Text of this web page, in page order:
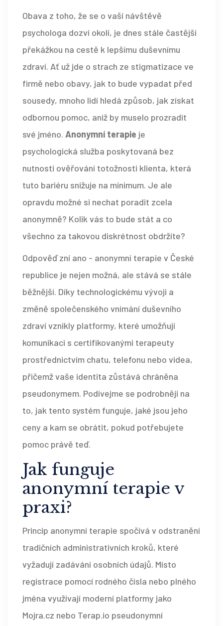
Obava z toho, že se o vaší návštěvě
psychologa dozví okolí, je dnes stále častější
překážkou na cestě k lepšímu duševnímu
zdraví. Ať už jde o strach ze stigmatizace ve
firmě nebo obavy, jak to bude vypadat před
sousedy, mnoho lidí hledá způsob, jak získat
odbornou pomoc, aniž by muselo prozradit
své jméno. Anonymní terapie je
psychologická služba poskytovaná bez
nutnosti ověřování totožnosti klienta, která
tuto bariéru snižuje na minimum. Je ale
opravdu možné si nechat poradit zcela
anonymně? Kolik vás to bude stát a co
všechno za takovou diskrétnost obdržíte?
Odpověď zní ano - anonymní terapie v České
republice je nejen možná, ale stává se stále
běžnější. Díky technologickému vývoji a
změně společenského vnímání duševního
zdraví vznikly platformy, které umožňují
komunikaci s certifikovanými terapeuty
prostřednictvím chatu, telefonu nebo videa,
přičemž vaše identita zůstává chráněna
pseudonymem. Podívejme se podrobněji na
to, jak tento systém funguje, jaké jsou jeho
ceny a kam se obrátit, pokud potřebujete
pomoc právě teď.
Jak funguje
anonymní terapie v
praxi?
Princip anonymní terapie spočívá v odstranění
tradičních administrativních kroků, které
vyžadují zadávání osobních údajů. Místo
registrace pomocí rodného čísla nebo plného
jména využívají moderní platformy jako
Mojra.cz nebo Terap.io pseudonymní